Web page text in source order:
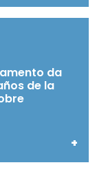
da
de la
+